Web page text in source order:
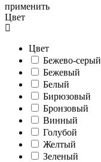
применить
Цвет
Цвет
Бежево-серый
Бежевый
Белый
Бирюзовый
Бронзовый
Винный
Голубой
Желтый
Зеленый